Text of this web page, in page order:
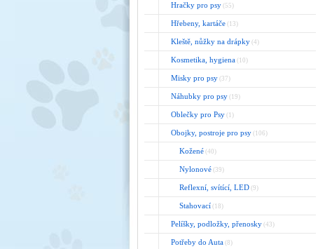
Hračky pro psy (55)
Hřebeny, kartáče (13)
Kleště, nůžky na drápky (4)
Kosmetika, hygiena (10)
Misky pro psy (37)
Náhubky pro psy (19)
Oblečky pro Psy (1)
Obojky, postroje pro psy (106)
Kožené (40)
Nylonové (39)
Reflexní, svítící, LED (9)
Stahovací (18)
Pelíšky, podložky, přenosky (43)
Potřeby do Auta (8)